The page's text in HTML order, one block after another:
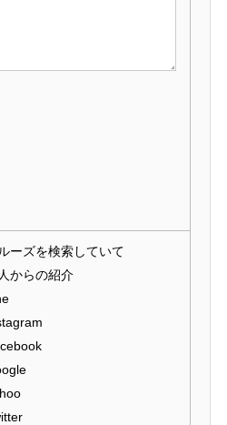
ーズを検索していて
からの紹介